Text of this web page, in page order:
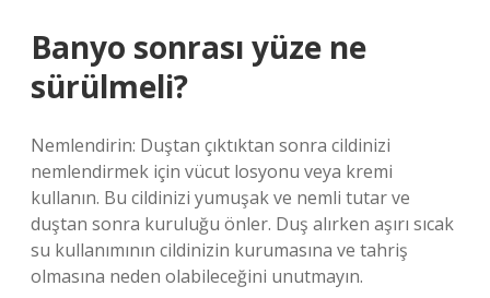
Banyo sonrası yüze ne
sürülmeli?
Nemlendirin: Duştan çıktıktan sonra cildinizi
nemlendirmek için vücut losyonu veya kremi
kullanın. Bu cildinizi yumuşak ve nemli tutar ve
duştan sonra kuruluğu önler. Duş alırken aşırı sıcak
su kullanımının cildinizin kurumasına ve tahriş
olmasına neden olabileceğini unutmayın.